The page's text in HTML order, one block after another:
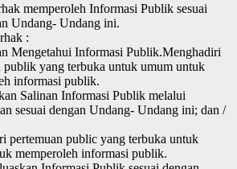
memperoleh Informasi Publik sesuai
Undang- Undang ini.
:
Mengetahui Informasi Publik.Menghadiri
publik yang terbuka untuk umum untuk
informasi publik.
Salinan Informasi Publik melalui
sesuai dengan Undang- Undang ini; dan /
pertemuan public yang terbuka untuk
memperoleh informasi publik.